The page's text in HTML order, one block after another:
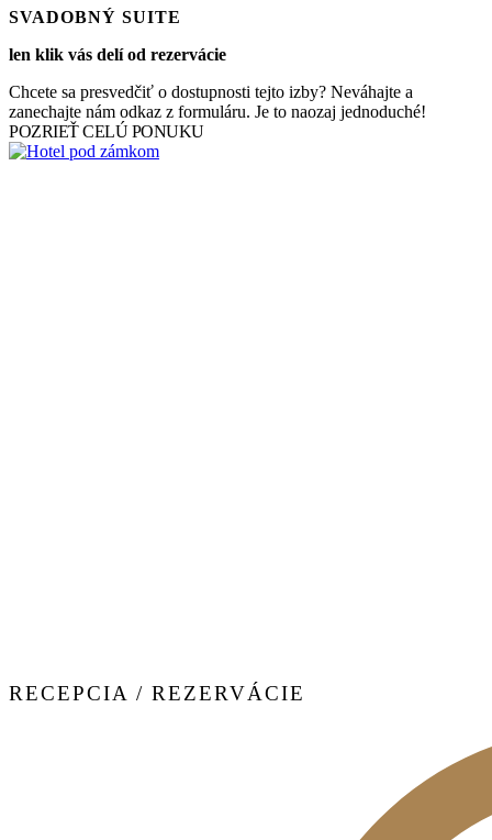
SVADOBNÝ SUITE
len klik vás delí od rezervácie
Chcete sa presvedčiť o dostupnosti tejto izby? Neváhajte a
zanechajte nám odkaz z formuláru. Je to naozaj jednoduché!
POZRIEŤ CELÚ PONUKU
RECEPCIA / REZERVÁCIE